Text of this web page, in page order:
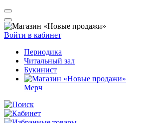
Войти в кабинет
Периодика
Читальный зал
Букинист
Мерч